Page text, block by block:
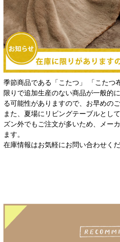
季節商品である「こたつ」 「こたつ
限りで追加生産のない商品が一般的
る可能性がありますので、お早めの
また、夏場にリビングテーブルとし
ズン外でもご注文が多いため、メー
ます。
在庫情報はお気軽にお問い合わせくだ